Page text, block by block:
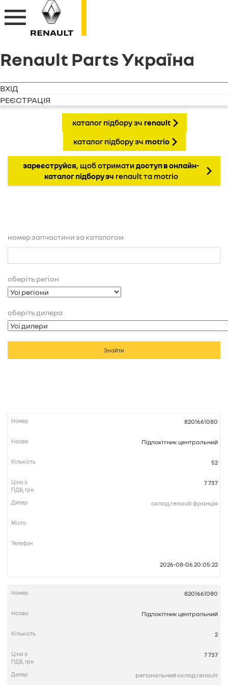
Renault Parts Україна
ВХІД
РЕЄСТРАЦІЯ
каталог підбору зч renault
каталог підбору зч motrio
зареєструйся, щоб отриматидоступ в онлайн-
каталог підбору зч renault та motrio
номер запчастини за каталогом
оберіть регіон
оберіть дилера
Знайти
8201661080
Підлокітник центральний
52
7 737
склад renault франція
2026-08-06 20:05:22
8201661080
Підлокітник центральний
2
7 737
регіональний склад renault